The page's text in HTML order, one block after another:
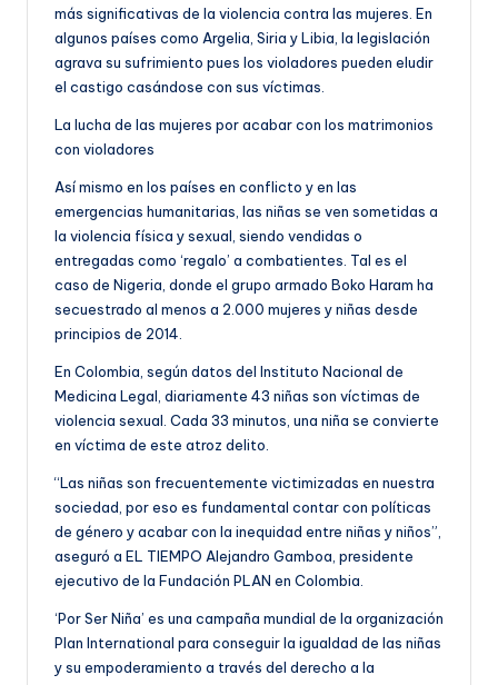
más significativas de la violencia contra las mujeres. En
algunos países como Argelia, Siria y Libia, la legislación
agrava su sufrimiento pues los violadores pueden eludir
el castigo casándose con sus víctimas.
La lucha de las mujeres por acabar con los matrimonios
con violadores
Así mismo en los países en conflicto y en las
emergencias humanitarias, las niñas se ven sometidas a
la violencia física y sexual, siendo vendidas o
entregadas como ‘regalo’ a combatientes. Tal es el
caso de Nigeria, donde el grupo armado Boko Haram ha
secuestrado al menos a 2.000 mujeres y niñas desde
principios de 2014.
En Colombia, según datos del Instituto Nacional de
Medicina Legal, diariamente 43 niñas son víctimas de
violencia sexual. Cada 33 minutos, una niña se convierte
en víctima de este atroz delito.
“Las niñas son frecuentemente victimizadas en nuestra
sociedad, por eso es fundamental contar con políticas
de género y acabar con la inequidad entre niñas y niños”,
aseguró a EL TIEMPO Alejandro Gamboa, presidente
ejecutivo de la Fundación PLAN en Colombia.
‘Por Ser Niña’ es una campaña mundial de la organización
Plan International para conseguir la igualdad de las niñas
y su empoderamiento a través del derecho a la